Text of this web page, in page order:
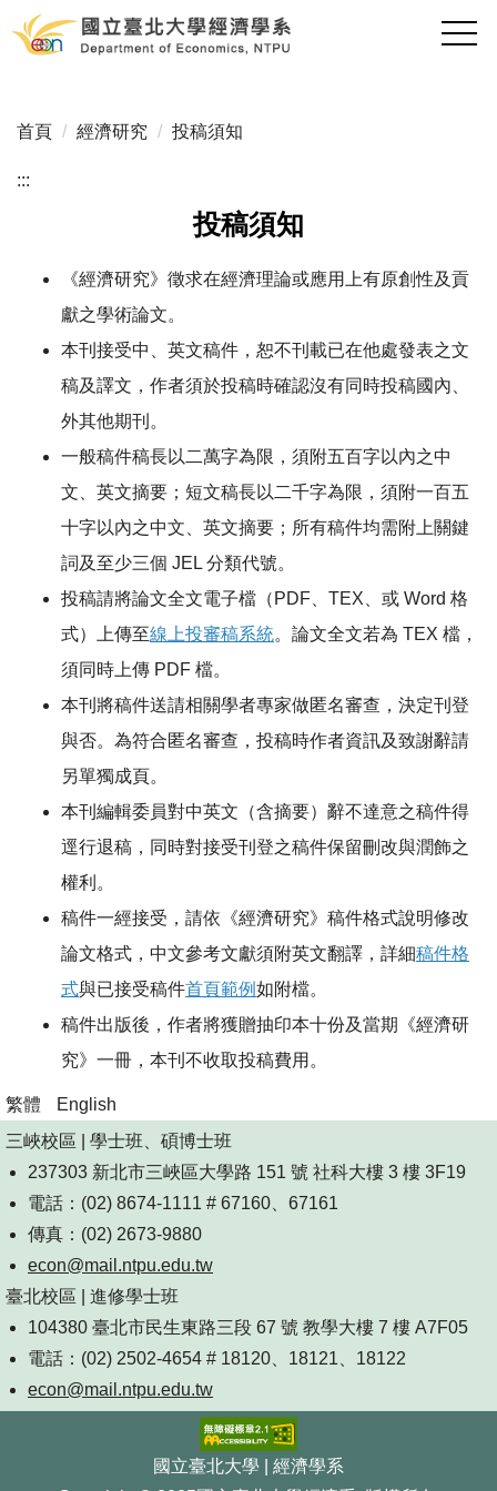
跳
到
內
區
首頁 經濟研究 投稿須知
:::
投稿須知
《經濟研究》徵求在經濟理論或應用上有原創性及貢
獻之學術論文。
本刊接受中、英文稿件，恕不刊載已在他處發表之文
稿及譯文，作者須於投稿時確認沒有同時投稿國內、
外其他期刊。
一般稿件稿長以二萬字為限，須附五百字以內之中
文、英文摘要；短文稿長以二千字為限，須附一百五
十字以內之中文、英文摘要；所有稿件均需附上關鍵
詞及至少三個 JEL 分類代號。
投稿請將論文全文電子檔（PDF、TEX、或 Word 格
式）上傳至線上投審稿系統。論文全文若為 TEX 檔，
須同時上傳 PDF 檔。
本刊將稿件送請相關學者專家做匿名審查，決定刊登
與否。為符合匿名審查，投稿時作者資訊及致謝辭請
另單獨成頁。
本刊編輯委員對中英文（含摘要）辭不達意之稿件得
逕行退稿，同時對接受刊登之稿件保留刪改與潤飾之
權利。
稿件一經接受，請依《經濟研究》稿件格式說明修改
論文格式，中文參考文獻須附英文翻譯，詳細稿件格
式與已接受稿件首頁範例如附檔。
稿件出版後，作者將獲贈抽印本十份及當期《經濟研
究》一冊，本刊不收取投稿費用。
繁體
English
三峽校區 | 學士班、碩博士班
237303 新北市三峽區大學路 151 號 社科大樓 3 樓 3F19
電話：(02) 8674-1111 # 67160、67161
傳真：(02) 2673-9880
econ@mail.ntpu.edu.tw
臺北校區 | 進修學士班
104380 臺北市民生東路三段 67 號 教學大樓 7 樓 A7F05
電話：(02) 2502-4654 # 18120、18121、18122
econ@mail.ntpu.edu.tw
國立臺北大學 | 經濟學系